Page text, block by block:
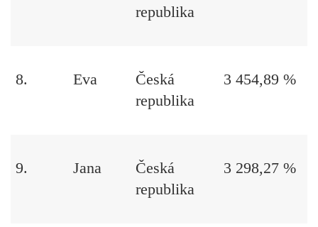
republika
8. Eva
Česká
republika
3 454,89 %
9. Jana
Česká
republika
3 298,27 %